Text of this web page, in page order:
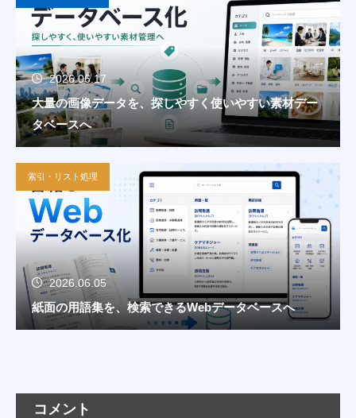
2026.06.17
大量の画像データを、探しやすく使いやすい素材デー
タベースへ
索引・リスト処理
2026.06.05
紙面の用語集を、検索できるWebデータベースへ
コメント